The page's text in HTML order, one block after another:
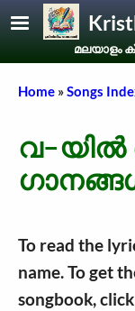
Skip to main
മലയാളം
Home Songs
വ-യിൽ
To read the
name. To get
songbook,